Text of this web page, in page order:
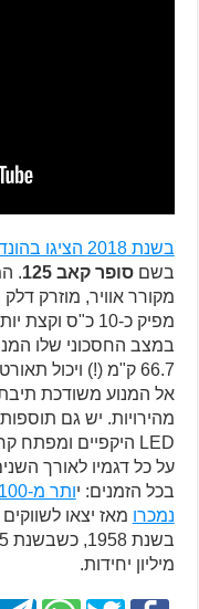
בשנת 2018 הציגו בהונדה גרסת 125 סמ"ק
בשםסופר קאב 125
מקורר אוויר, מוזרק דלק
במצב החסכוני שלו
מהירויות. יש גם
על כל דגמיו לאורך
בכל הזמנים: י
נמכרו
מיליון יחידות.